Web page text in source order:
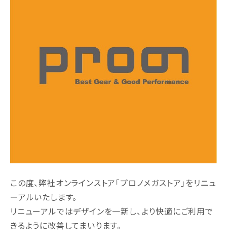
この度、弊社オンラインストア「プロノメガストア」をリニュ
ーアルいたします。
リニューアルではデザインを一新し、より快適にご利用で
きるように改善してまいります。